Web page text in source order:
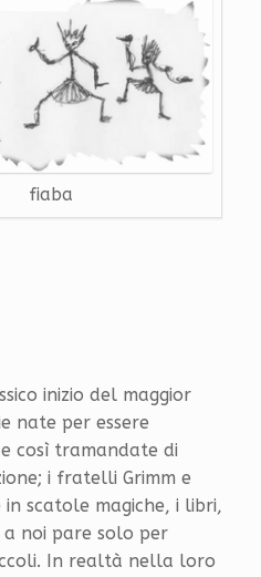
fiaba
inizio del maggior
nate per essere
così tramandate di
i fratelli Grimm e
scatole magiche, i libri,
noi pare solo per
In realtà nella loro